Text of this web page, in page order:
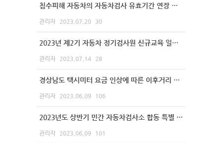
침수피해 자동차의 자동차검사 유효기간 연장 안내 협조 요청
관리자 2023.07.20 30
2023년 제2기 자동차 정기검사원 신규교육 일정 안내
관리자 2023.07.14 28
경상남도 택시미터 요금 인상에 따른 이후거리 변경 안내
관리자 2023.06.09 106
2023년도 상반기 민간 자동차검사소 합동 특별 점검 실시 안내
관리자 2023.06.09 101